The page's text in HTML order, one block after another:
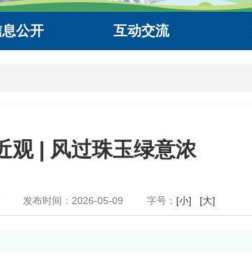
公开 互动交流
观 | 风过珠玉绿意浓
发布时间：2026-05-09 字号： [小] [大]